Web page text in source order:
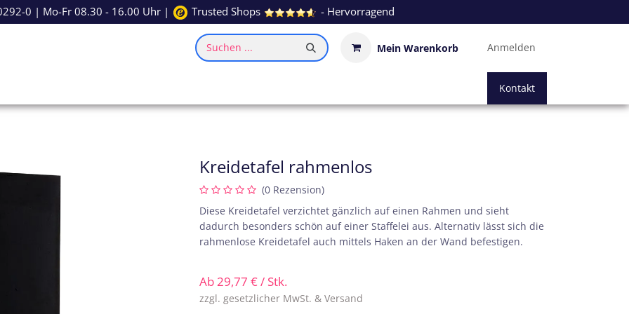
0 | Mo-Fr 08.30 - 16.00 Uhr | Trusted Shops - Hervorragend
Suchen ... Mein Warenkorb Anmelden
Kontakt
Kreidetafel rahmenlos
(0 Rezension)
Diese Kreidetafel verzichtet gänzlich auf einen Rahmen und sieht
dadurch besonders schön auf einer Staffelei aus. Alternativ lässt sich die
rahmenlose Kreidetafel auch mittels Haken an der Wand befestigen.
Ab29,77 €/ Stk.
zzgl. gesetzlicher MwSt. & Versand